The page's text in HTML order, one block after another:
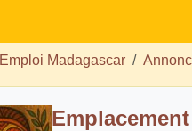
Emploi Madagascar